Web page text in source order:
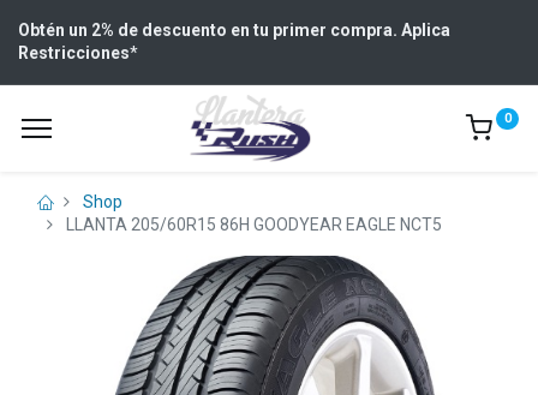
Obtén un 2% de descuento en tu primer compra. Aplica
Restricciones*
0
Shop
LLANTA 205/60R15 86H GOODYEAR EAGLE NCT5